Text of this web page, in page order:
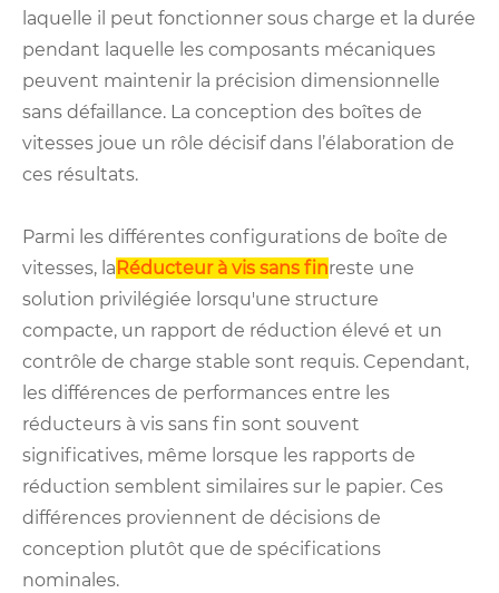
laquelle il peut fonctionner sous charge et la durée
pendant laquelle les composants mécaniques
peuvent maintenir la précision dimensionnelle
sans défaillance. La conception des boîtes de
vitesses joue un rôle décisif dans l’élaboration de
ces résultats.
Parmi les différentes configurations de boîte de
vitesses, laRéducteur à vis sans finreste une
solution privilégiée lorsqu'une structure
compacte, un rapport de réduction élevé et un
contrôle de charge stable sont requis. Cependant,
les différences de performances entre les
réducteurs à vis sans fin sont souvent
significatives, même lorsque les rapports de
réduction semblent similaires sur le papier. Ces
différences proviennent de décisions de
conception plutôt que de spécifications
nominales.